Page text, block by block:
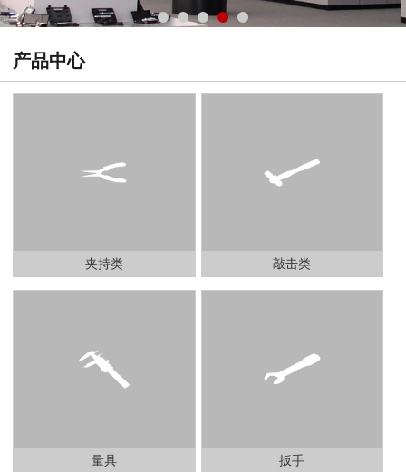
产品中心
夹持类 敲击类
量具 扳手